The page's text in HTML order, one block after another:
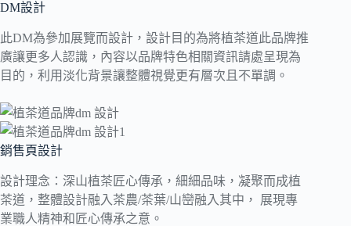
DM設計
此DM為參加展覽而設計，設計目的為將植茶道此品牌推
廣讓更多人認識，內容以品牌特色相關資訊請處呈現為
目的，利用淡化背景讓整體視覺更有層次且不單調。
銷售頁設計
設計理念：深山植茶匠心傳承，細細品味，凝聚而成植
茶道，整體設計融入茶農/茶葉/山巒融入其中， 展現專
業職人精神和匠心傳承之意。